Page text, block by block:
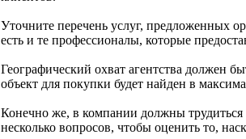
Уточните перечень услуг, предложенных
есть и те профессионалы, которые
Географический охват агентства должен
объект для покупки будет найден в
Конечно же, в компании должны
несколько вопросов, чтобы оценить то,